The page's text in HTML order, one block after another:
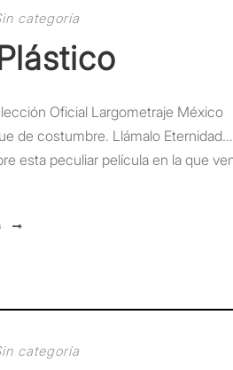
categoría
Oficial Largometraje
de costumbre. Llámalo
esta peculiar película en la que
categoría